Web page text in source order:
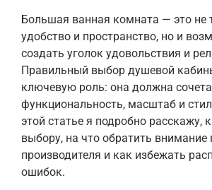
Большая ванная комната — это не
удобство и пространство, но и
создать уголок удовольствия и
Правильный выбор душевой
ключевую роль: она должна
функциональность, масштаб и
этой статье я подробно расскажу,
выбору, на что обратить внимание
производителя и как избежать
ошибок.